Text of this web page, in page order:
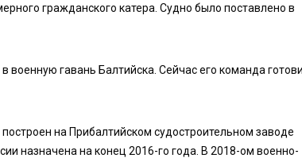
гражданского катера. Судно было поставлено в
гавань Балтийска. Сейчас его команда
на Прибалтийском судостроительном заводе
назначена на конец 2016-го года. В 2018-ом военно-